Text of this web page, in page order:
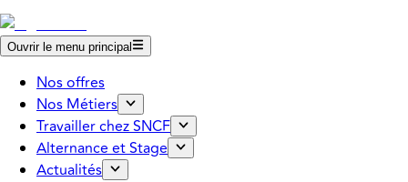
Ouvrir le menu principal
Nos offres
Nos Métiers
Travailler chez SNCF
Alternance et Stage
Actualités